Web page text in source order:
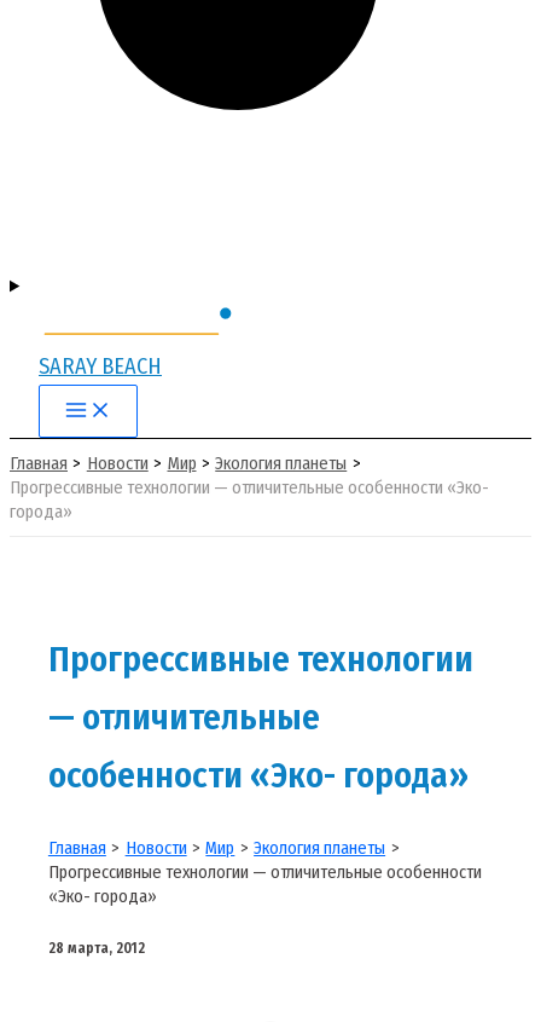
SARAY BEACH
Main
Menu
Главная Новости Мир
Экология планеты
Прогрессивные технологии — отличительные особенности «Эко-
города»
Прогрессивные технологии
— отличительные
особенности «Эко- города»
Главная Новости Мир
Экология планеты
Прогрессивные технологии — отличительные особенности
«Эко- города»
28 марта, 2012